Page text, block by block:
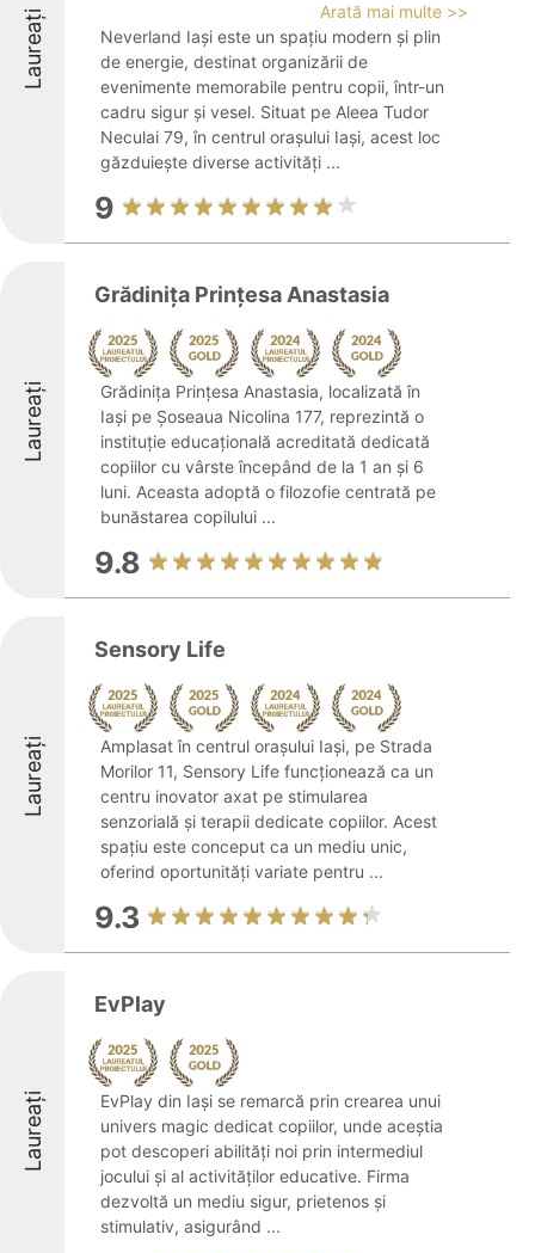
Laureați
Arată mai multe >>
Neverland Iași este un spațiu modern și plin
de energie, destinat organizării de
evenimente memorabile pentru copii, într-un
cadru sigur și vesel. Situat pe Aleea Tudor
Neculai 79, în centrul orașului Iași, acest loc
găzduiește diverse activități ...
9
Laureați
Grădinița Prințesa Anastasia
Grădinița Prințesa Anastasia, localizată în
Iași pe Șoseaua Nicolina 177, reprezintă o
instituție educațională acreditată dedicată
copiilor cu vârste începând de la 1 an și 6
luni. Aceasta adoptă o filozofie centrată pe
bunăstarea copilului ...
9.8
Laureați
Sensory Life
Amplasat în centrul orașului Iași, pe Strada
Morilor 11, Sensory Life funcționează ca un
centru inovator axat pe stimularea
senzorială și terapii dedicate copiilor. Acest
spațiu este conceput ca un mediu unic,
oferind oportunități variate pentru ...
9.3
Laureați
EvPlay
EvPlay din Iași se remarcă prin crearea unui
univers magic dedicat copiilor, unde aceștia
pot descoperi abilități noi prin intermediul
jocului și al activităților educative. Firma
dezvoltă un mediu sigur, prietenos și
stimulativ, asigurând ...